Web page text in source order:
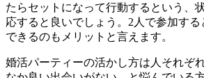
たらセットになって行動するという、
応すると良いでしょう。2人で参加す
できるのもメリットと言えます。
婚活パーティーの活かし方は人それぞ